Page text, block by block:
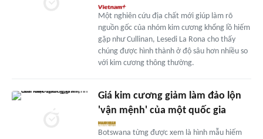
Một nghiên cứu địa chất mới giúp làm rõ
nguồn gốc của nhóm kim cương khổng lồ hiếm
gặp như Cullinan, Lesedi La Rona cho thấy
chúng được hình thành ở độ sâu hơn nhiều so
với kim cương thông thường.
Giá kim cương giảm làm đảo lộn
'vận mệnh' của một quốc gia
Botswana từng được xem là hình mẫu hiếm